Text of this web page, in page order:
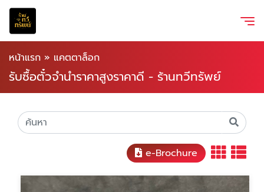
หน้าแรก » แคตตาล็อก
รับซื้อตั๋วจำนำราคาสูงราคาดี - ร้านทวีทรัพย์
e-Brochure